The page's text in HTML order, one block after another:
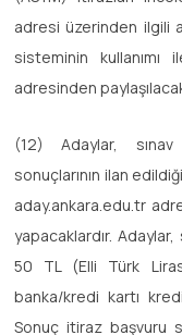
adresi üzerinden ilgili
sisteminin kullanımı
adresinden
(12) Adaylar, sınav
sonuçlarının ilan
aday.ankara.edu.tr
yapacaklardır.
50 TL (Elli Türk
banka/kredi kartı
Sonuç itiraz başvuru